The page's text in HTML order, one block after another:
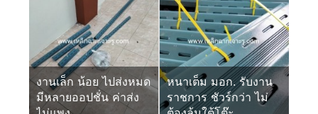
งานเล็ก น้อย ไปส่งหมด
มีหลายออปชั่น ค่าส่ง
หนาเต็ม มอก. รับงาน
ราชการ ชัวร์กว่า ไม่